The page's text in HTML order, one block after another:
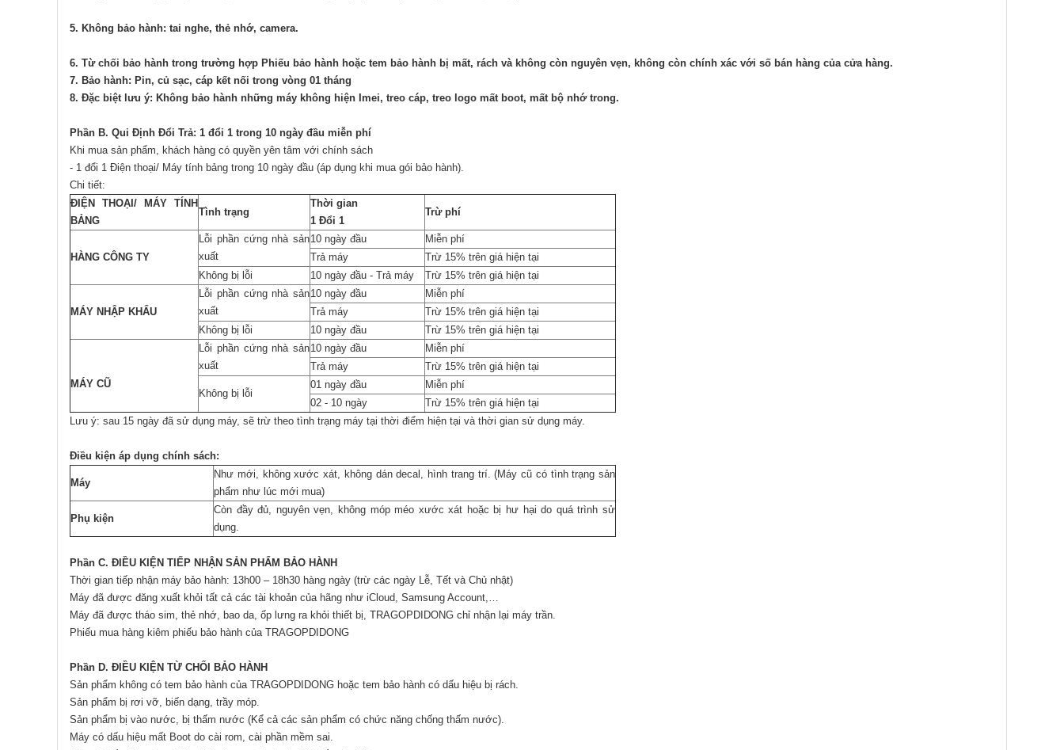
5. Không bảo hành: tai nghe, thẻ nhớ, camera.
6. Từ chối bảo hành trong trường hợp Phiếu bảo hành hoặc tem bảo hành bị mất, rách và không còn nguyên vẹn, không còn chính xác với số bán hàng của cửa hàng.
7. Bảo hành: Pin, củ sạc, cáp kết nối trong vòng 01 tháng
8. Đặc biệt lưu ý: Không bảo hành những máy không hiện Imei, treo cáp, treo logo mất boot, mất bộ nhớ trong.
Phần B. Qui Định Đổi Trả: 1 đổi 1 trong 10 ngày đầu miễn phí
Khi mua sản phẩm, khách hàng có quyền yên tâm với chính sách
- 1 đổi 1 Điện thoại/ Máy tính bảng trong 10 ngày đầu (áp dụng khi mua gói bảo hành).
Chi tiết:
ĐIỆN THOẠI/ MÁY TÍNH
BẢNG
Tình trạng
Thời gian
1 Đổi 1
Trừ phí
HÀNG CÔNG TY
Lỗi phần cứng nhà sản
xuất
10 ngày đầu
Miễn phí
Trả máy
Trừ 15% trên giá hiện tại
Không bị lỗi
10 ngày đầu - Trả máy Trừ 15% trên giá hiện tại
MÁY NHẬP KHẨU
Lỗi phần cứng nhà sản
xuất
10 ngày đầu
Miễn phí
Trả máy
Trừ 15% trên giá hiện tại
Không bị lỗi
10 ngày đầu Trừ 15% trên giá hiện tại
MÁY CŨ
Lỗi phần cứng nhà sản
xuất
10 ngày đầu
Miễn phí
Trả máy
Trừ 15% trên giá hiện tại
Không bị lỗi
01 ngày đầu
Miễn phí
02 - 10 ngày
Trừ 15% trên giá hiện tại
Lưu ý: sau 15 ngày đã sử dụng máy, sẽ trừ theo tình trạng máy tại thời điểm hiện tại và thời gian sử dụng máy.
Điều kiện áp dụng chính sách:
Máy
Như mới, không xước xát, không dán decal, hình trang trí. (Máy cũ có tình trạng sản
phẩm như lúc mới mua)
Phụ kiện
Còn đầy đủ, nguyên vẹn, không móp méo xước xát hoặc bị hư hại do quá trình sử
dụng.
Phần C. ĐIỀU KIỆN TIẾP NHẬN SẢN PHẨM BẢO HÀNH
Thời gian tiếp nhận máy bảo hành: 13h00 – 18h30 hàng ngày (trừ các ngày Lễ, Tết và Chủ nhật)
Máy đã được đăng xuất khỏi tất cả các tài khoản của hãng như iCloud, Samsung Account,…
Máy đã được tháo sim, thẻ nhớ, bao da, ốp lưng ra khỏi thiết bị, TRAGOPDIDONG chỉ nhận lại máy trần.
Phiếu mua hàng kiêm phiếu bảo hành của TRAGOPDIDONG
Phần D. ĐIỀU KIỆN TỪ CHỐI BẢO HÀNH
Sản phẩm không có tem bảo hành của TRAGOPDIDONG hoặc tem bảo hành có dấu hiệu bị rách.
Sản phẩm bị rơi vỡ, biến dạng, trầy móp.
Sản phẩm bị vào nước, bị thấm nước (Kể cả các sản phẩm có chức năng chống thấm nước).
Máy có dấu hiệu mất Boot do cài rom, cài phần mềm sai.